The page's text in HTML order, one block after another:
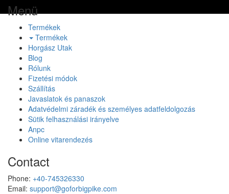
Menü
Termékek
Termékek
Horgász Utak
Blog
Rólunk
Fizetési módok
Szállítás
Javaslatok és panaszok
Adatvédelmi záradék és személyes adatfeldolgozás
Sütik felhasználási irányelve
Anpc
Online vitarendezés
Contact
Phone: +40-745326330
Email: support@goforbigpike.com